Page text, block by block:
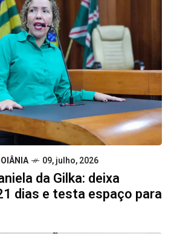
09, julho, 2026
da Gilka: deixa
dias e testa espaço para